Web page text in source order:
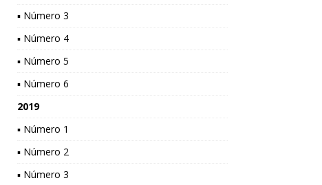
▪ Número 3
▪ Número 4
▪ Número 5
▪ Número 6
2019
▪ Número 1
▪ Número 2
▪ Número 3